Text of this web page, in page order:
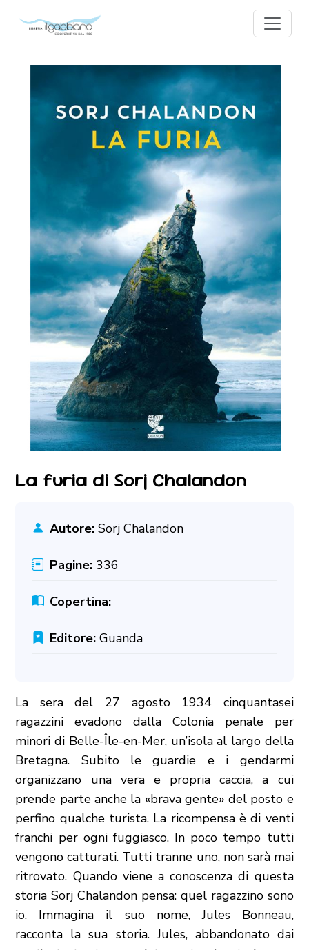
La furia di Sorj Chalandon
Autore: Sorj Chalandon
Pagine: 336
Copertina:
Editore: Guanda
La sera del 27 agosto 1934 cinquantasei
ragazzini evadono dalla Colonia penale per
minori di Belle-Île-en-Mer, un’isola al largo della
Bretagna. Subito le guardie e i gendarmi
organizzano una vera e propria caccia, a cui
prende parte anche la «brava gente» del posto e
perfino qualche turista. La ricompensa è di venti
franchi per ogni fuggiasco. In poco tempo tutti
vengono catturati. Tutti tranne uno, non sarà mai
ritrovato. Quando viene a conoscenza di questa
storia Sorj Chalandon pensa: quel ragazzino sono
io. Immagina il suo nome, Jules Bonneau,
racconta la sua storia. Jules, abbandonato dai